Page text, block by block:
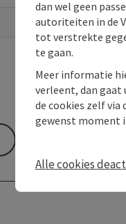
dan wel geen
autoriteiten in de
tot verstrekte
te gaan.
Meer informatie
verleent, dan gaat
de cookies zelf
gewenst moment
Alle cookies